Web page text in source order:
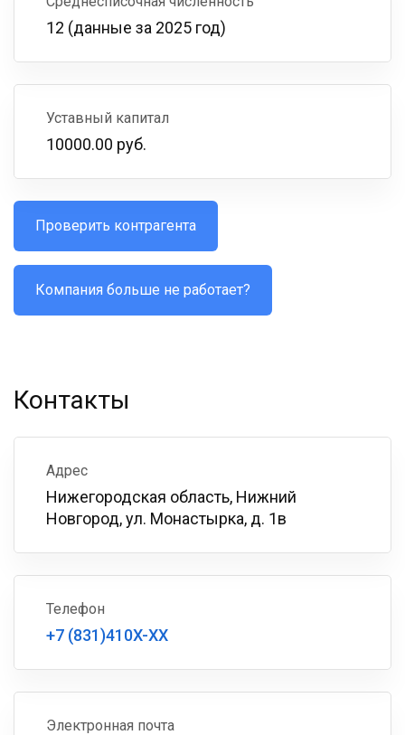
12 (данные за 2025 год)
Уставный капитал
10000.00 руб.
Проверить контрагента
Компания больше не работает?
Контакты
Адрес
Нижегородская область, Нижний
Новгород, ул. Монастырка, д. 1в
Телефон
+7 (831)410X-XX
Электронная почта